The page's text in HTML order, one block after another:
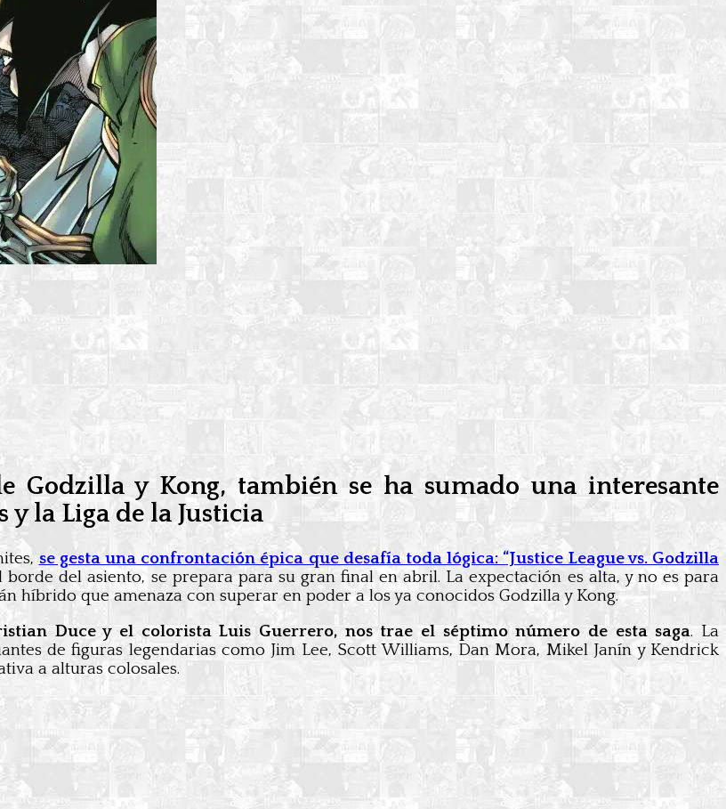
Godzilla y Kong, también se ha sumado una interesante
la Liga de la Justicia
se gesta una confrontación épica que desafía toda lógica: “Justice League vs. Godzilla
del asiento, se prepara para su gran final en abril. La expectación es alta, y no es para
híbrido que amenaza con superar en poder a los ya conocidos Godzilla y Kong.
Duce y el colorista Luis Guerrero, nos trae el séptimo número de esta saga. La
de figuras legendarias como Jim Lee, Scott Williams, Dan Mora, Mikel Janín y Kendrick
a alturas colosales.